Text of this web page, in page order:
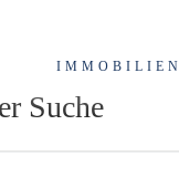
IMMOBILIEN
Suche